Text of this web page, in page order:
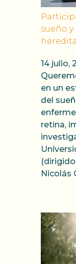
sueño
14 julio,
en un
del
retina,
Nicolás